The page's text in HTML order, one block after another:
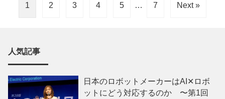
1 2 3 4 5 … 7 Next »
人気記事
日本のロボットメーカーはAI✕ロボ
ットにどう対応するのか 〜第1回